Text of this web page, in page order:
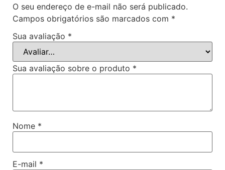
O seu endereço de e-mail não será publicado.
Campos obrigatórios são marcados com *
Sua avaliação *
Sua avaliação sobre o produto *
Nome *
E-mail *